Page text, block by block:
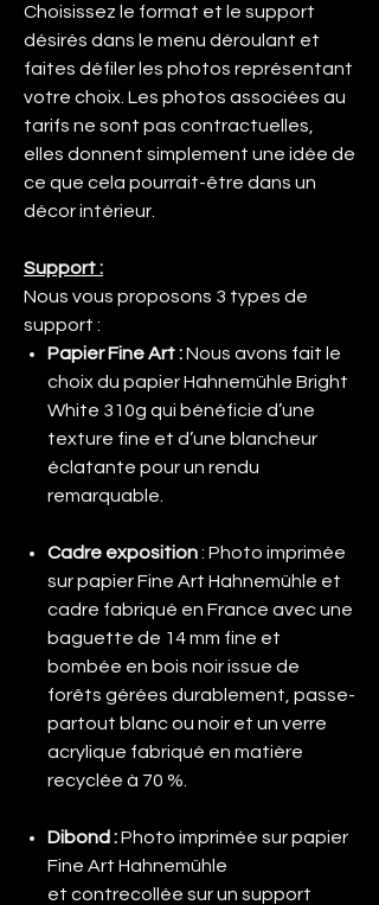
Choisissez le format et le support
désirés dans le menu déroulant et
faites défiler les photos représentant
votre choix. Les photos associées au
tarifs ne sont pas contractuelles,
elles donnent simplement une idée de
ce que cela pourrait-être dans un
décor intérieur.
Support :
Nous vous proposons 3 types de
support :
Papier Fine Art :Nous avons fait le
choix du papier Hahnemühle Bright
White 310g qui bénéficie d’une
texture fine et d’une blancheur
éclatante pour un rendu
remarquable.
Cadre exposition: Photo imprimée
sur papier Fine Art Hahnemühle et
cadre fabriqué en France avec une
baguette de 14 mm fine et
bombée en bois noir issue de
forêts gérées durablement, passe-
partout blanc ou noir et un verre
acrylique fabriqué en matière
recyclée à 70 %.
Dibond :Photo imprimée sur papier
Fine Art Hahnemühle
et contrecollée sur un support